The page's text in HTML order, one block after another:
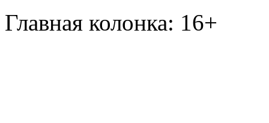
Главная колонка: 16+